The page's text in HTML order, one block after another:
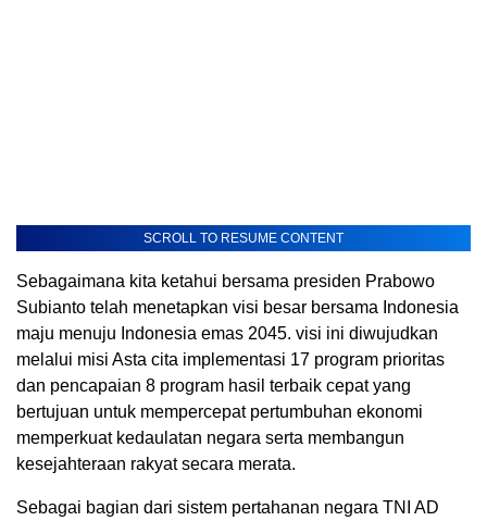
SCROLL TO RESUME CONTENT
Sebagaimana kita ketahui bersama presiden Prabowo
Subianto telah menetapkan visi besar bersama Indonesia
maju menuju Indonesia emas 2045. visi ini diwujudkan
melalui misi Asta cita implementasi 17 program prioritas
dan pencapaian 8 program hasil terbaik cepat yang
bertujuan untuk mempercepat pertumbuhan ekonomi
memperkuat kedaulatan negara serta membangun
kesejahteraan rakyat secara merata.
Sebagai bagian dari sistem pertahanan negara TNI AD